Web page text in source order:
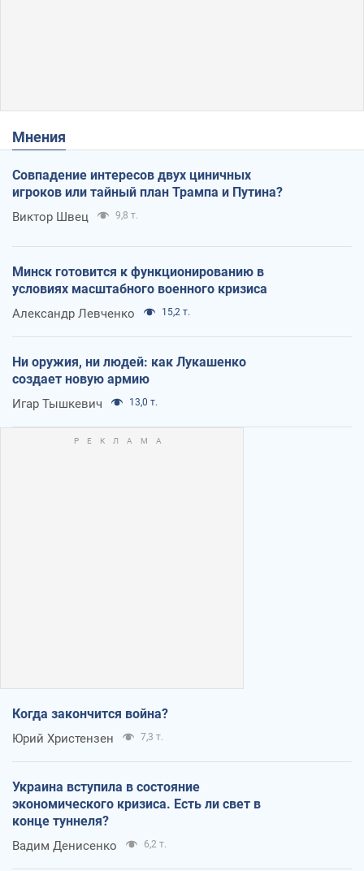
Мнения
Совпадение интересов двух циничных
игроков или тайный план Трампа и Путина?
Виктор Швец 9,8 т.
Минск готовится к функционированию в
условиях масштабного военного кризиса
Александр Левченко 15,2 т.
Ни оружия, ни людей: как Лукашенко
создает новую армию
Игар Тышкевич 13,0 т.
Когда закончится война?
Юрий Христензен 7,3 т.
Украина вступила в состояние
экономического кризиса. Есть ли свет в
конце туннеля?
Вадим Денисенко 6,2 т.